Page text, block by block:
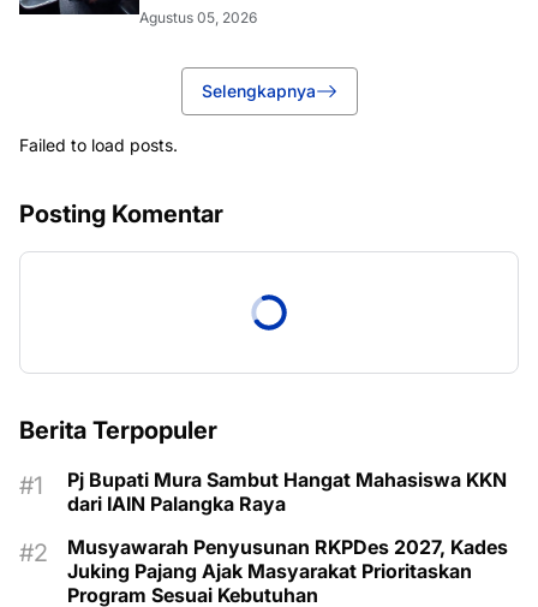
Agustus 05, 2026
Selengkapnya
Failed to load posts.
Posting Komentar
Berita Terpopuler
Pj Bupati Mura Sambut Hangat Mahasiswa KKN
dari IAIN Palangka Raya
Musyawarah Penyusunan RKPDes 2027, Kades
Juking Pajang Ajak Masyarakat Prioritaskan
Program Sesuai Kebutuhan